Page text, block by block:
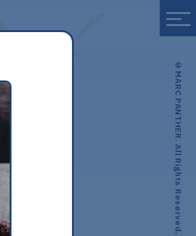
© MARC PANTHER. All Rights Reserved.